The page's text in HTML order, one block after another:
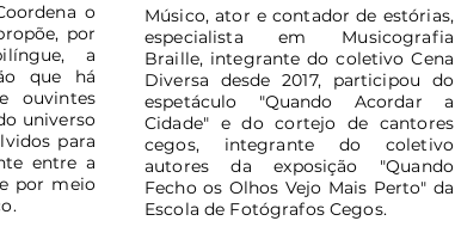
o
por
a
que há
ouvintes
universo
para
entre a
por meio
Músico, ator e contador de estórias,
especialista em Musicografia
Braille, integrante do coletivo Cena
Diversa desde 2017, participou do
espetáculo "Quando Acordar a
Cidade" e do cortejo de cantores
cegos, integrante do coletivo
autores da exposição "Quando
Fecho os Olhos Vejo Mais Perto" da
Escola de Fotógrafos Cegos.